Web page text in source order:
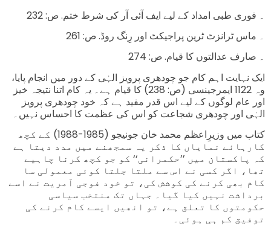
۔ فوری طبی امداد کے لیے ایف آئی آر کی شرط ختم. ص: 232
۔ ماس ٹرانزٹ ٹرین پراجیکٹ اور رِنگ روڈ. ص: 261
۔ صارف عدالتوں کا قیام. ص: 274
ایک نہایت اہم کام جو چودھری پرویز الہٰی کے دور میں انجام پایا،
وہ 1122 ایمرجینسی (ص: 238) کا قیام ہے۔ یہ کام اتنا نتیجہ خیز
اور عام لوگوں کے لیے اس قدر مفید ہے کہ خود چودھری پرویز
الہٰی اور چودھری شجاعت کو اس کی عظمت کا احساس نہیں۔
کتاب میں وزیرِاعظم محمد خان جونیجو (1985-1988) کے کچھ
کارہائے نمایاں کا ذکر یہ سمجھنے میں مدد دیتا ہے
کہ پاکستان میں ’’حکمرانی‘‘ کو جو کچھ کرنا چاہیے
تھا، اگر کسی نے اس سے ملتا جلتا کوئی معمولی سا
کام بھی کرنے کی کوشش کی، تو خود فوجی آمریت نے اسے
برداشت نہیں کیا گیا۔ جہاں تک منتخب سیاسی
حکومتوں کا تعلق ہے، تو انھیں ایسے کام کرنے کی
توفیق کم ہی ہوئی۔